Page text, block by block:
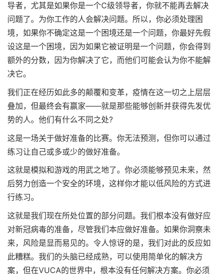
导者，尤其是如果你是一个C级领导者，你就不能再去解决
问题了。为你工作的人会解决问题。所以，你必须处理困
境，如果你不确定这是一个困境还是一个问题，你最好先假
设这是一个困境，因为如果它被证明是一个问题，你会得到
额外的分数，因为你解决了它，而他们可能会认为你不能解
决它。
我们正在经历如此多的颠覆和变革，疫情在这一切之上层层
叠加，但最终会有赢家——就是那些能够创新并获得先发优
势的人。他们有什么不同之处?
这是一场关于做好准备的比赛。你无法预测，但你可以通过
练习让自己或多或少的做好准备。
这就是模拟和游戏的用武之地了。你必须能够预见未来，然
后努力创造一个安全的环境，这样你才能以低风险的方式进
行练习。
这就是我们现在所处位置的部分问题。我们根本没有做好应
对新冠病毒的准备，尽管我们本应做好准备。如果你洞察未
来，风险是显而易见的。令人惊讶的是，我们对此的反应如
此糟糕。我们的头脑已经成熟，可以使用简单化的解决方
案，但在VUCA的世界中，根本没有任何解决方案。你必须